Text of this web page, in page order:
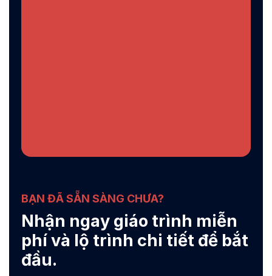
BẠN ĐÃ SẴN SÀNG CHƯA?
Nhận ngay giáo trình miễn
phí và lộ trình chi tiết để bắt
đầu.